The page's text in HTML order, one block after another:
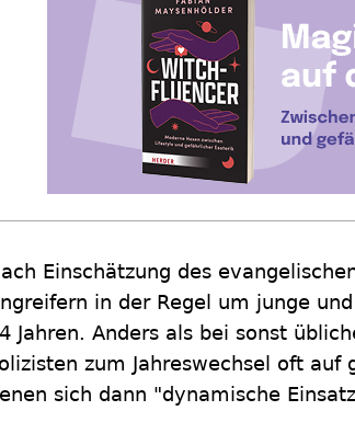
Einschätzung des
in der Regel um junge
Jahren. Anders als bei sonst
zum Jahreswechsel oft
sich dann "dynamische